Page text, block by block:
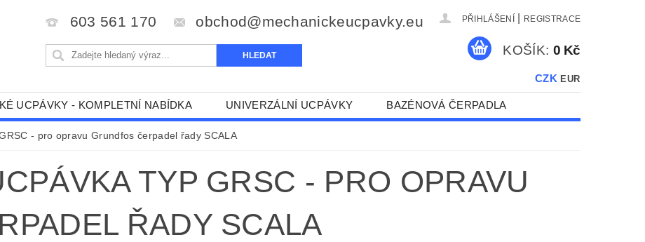
603 561 170 obchod@mechanickeucpavky.eu PŘIHLÁŠENÍ REGISTRACE
CZK EUR
KOŠÍK: 0 Kč
UCPÁVKY - KOMPLETNÍ NABÍDKA UNIVERZÁLNÍ UCPÁVKY BAZÉNOVÁ ČERPADLA
KALOVÁ ČERPADLA MÍCHADLA + SPECIÁLNÍ
STANIC (BPS) SIGMA WILO + EMU FAQ + RADY OD KARLA
- pro opravu Grundfos čerpadel řady SCALA
TYP GRSC - PRO OPRAVU
ŘADY SCALA